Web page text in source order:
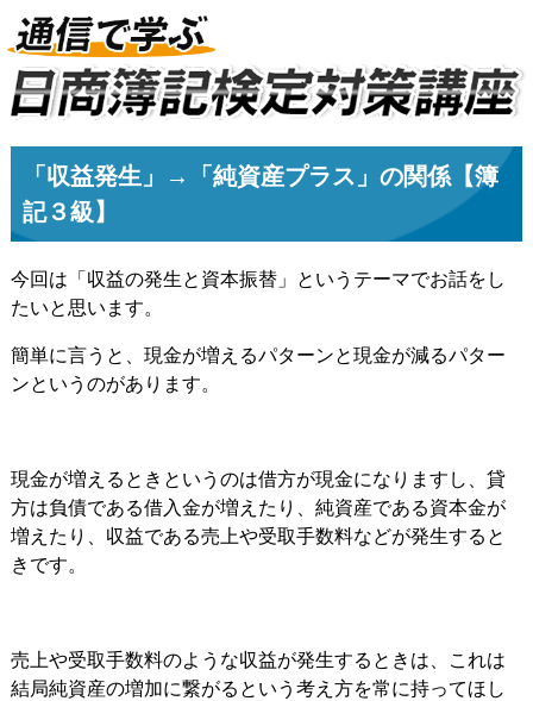
「収益発生」→「純資産プラス」の関係【簿
記３級】
今回は「収益の発生と資本振替」というテーマでお話をし
たいと思います。
簡単に言うと、現金が増えるパターンと現金が減るパター
ンというのがあります。
現金が増えるときというのは借方が現金になりますし、貸
方は負債である借入金が増えたり、純資産である資本金が
増えたり、収益である売上や受取手数料などが発生すると
きです。
売上や受取手数料のような収益が発生するときは、これは
結局純資産の増加に繋がるという考え方を常に持ってほし